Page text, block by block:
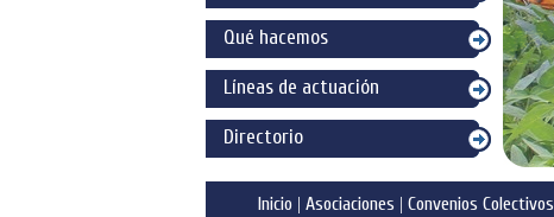
Qué hacemos
Líneas de actuación
Directorio
Inicio | Asociaciones | Convenios Colectivos